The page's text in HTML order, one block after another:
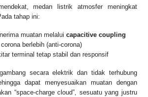
medan listrik atmosfer meningkat
tahap ini:
muatan melaluicapacitive coupling
berlebih (anti-corona)
terminal tetap stabil dan responsif
secara elektrik dan tidak terhubung
dapat menyesuaikan muatan dengan
“space-charge cloud”, sesuatu yang justru